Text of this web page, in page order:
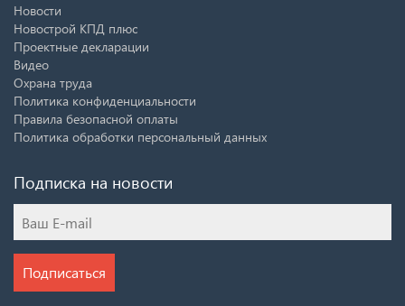
Новости
Новострой КПД плюс
Проектные декларации
Видео
Охрана труда
Политика конфиденциальности
Правила безопасной оплаты
Политика обработки персональный данных
Подписка на новости
Подписаться